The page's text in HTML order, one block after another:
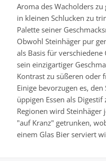
Aroma des Wacholders
in kleinen Schlucken zu
Palette seiner
Obwohl Steinhäger pur
als Basis für
sein einzigartiger
Kontrast zu süßeren oder
Einige bevorzugen es,
üppigen Essen als
Regionen wird
"auf Kranz" getrunken,
einem Glas Bier serviert